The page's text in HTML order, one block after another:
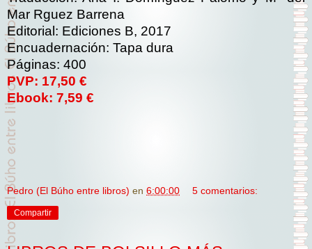
Mar Rguez Barrena
Editorial: Ediciones B, 2017
Encuadernación: Tapa dura
Páginas: 400
PVP: 17,50 €
Ebook: 7,59 €
Pedro (El Búho entre libros) en 6:00:00 5 comentarios:
Compartir